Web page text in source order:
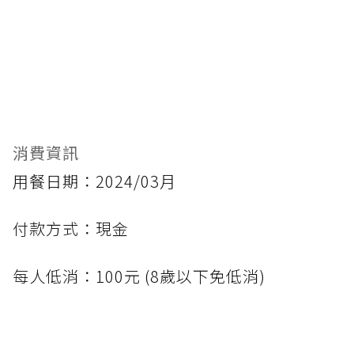
消費資訊
用餐日期：2024/03月
付款方式：現金
每人低消：100元 (8歲以下免低消)